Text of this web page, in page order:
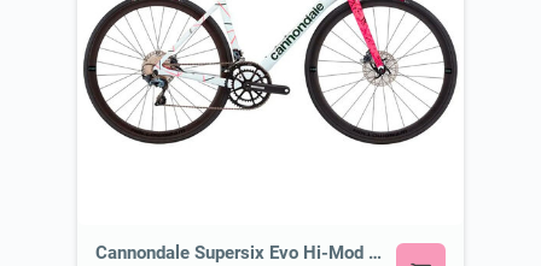
Cannondale Supersix Evo Hi-Mod Disc Ultegra or Similar